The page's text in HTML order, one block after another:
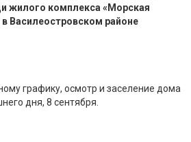
жилого комплекса «Морская
в Василеостровском районе
графику, осмотр и заселение дома
дня, 8 сентября.